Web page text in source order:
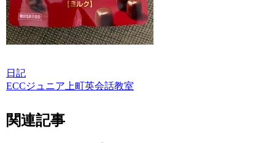
日記
ECCジュニア上町英会話教室
関連記事